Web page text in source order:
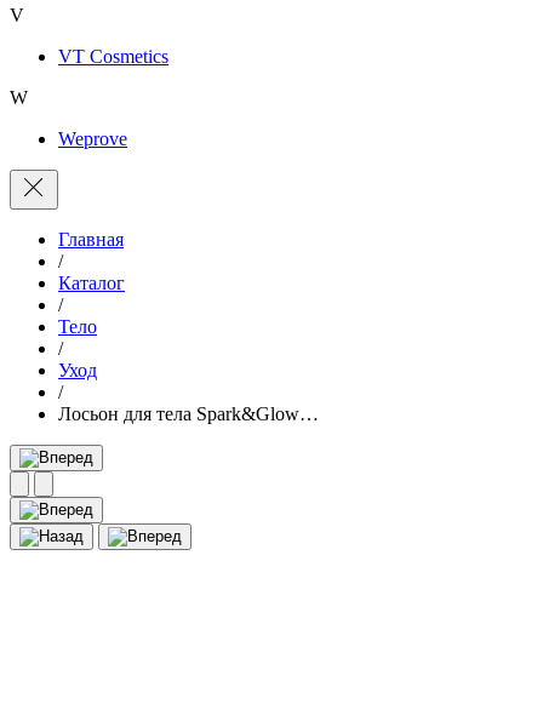
V
VT Cosmetics
W
Weprove
Главная
/
Каталог
/
Тело
/
Уход
/
Лосьон для тела Spark&Glow…